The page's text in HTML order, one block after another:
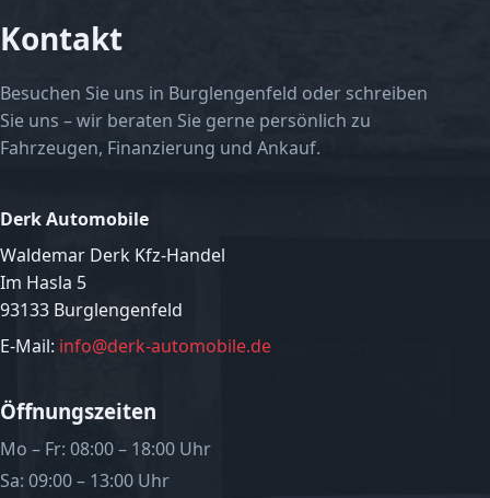
Kontakt
Besuchen Sie uns in Burglengenfeld oder schreiben
Sie uns – wir beraten Sie gerne persönlich zu
Fahrzeugen, Finanzierung und Ankauf.
Derk Automobile
Waldemar Derk Kfz-Handel
Im Hasla 5
93133 Burglengenfeld
E-Mail: info@derk-automobile.de
Öffnungszeiten
Mo – Fr: 08:00 – 18:00 Uhr
Sa: 09:00 – 13:00 Uhr